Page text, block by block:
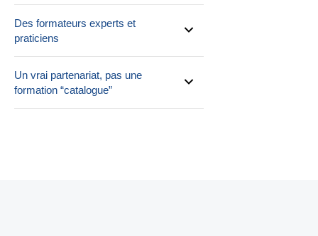
Des formateurs experts et
praticiens
Un vrai partenariat, pas une
formation “catalogue”